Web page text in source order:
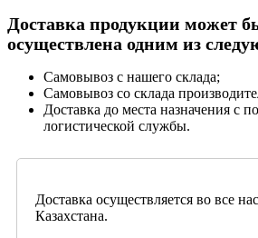
Доставка продукции может
осуществлена одним из
Самовывоз с нашего склада;
Самовывоз со склада
Доставка до места назначения с
логистической службы.
Доставка осуществляется во все
Казахстана.